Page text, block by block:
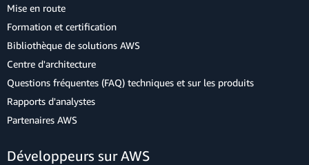
Mise en route
Formation et certification
Bibliothèque de solutions AWS
Centre d'architecture
Questions fréquentes (FAQ) techniques et sur les produits
Rapports d'analystes
Partenaires AWS
Développeurs sur AWS